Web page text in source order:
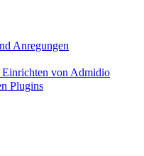
Anregungen
von Admidio
Plugins